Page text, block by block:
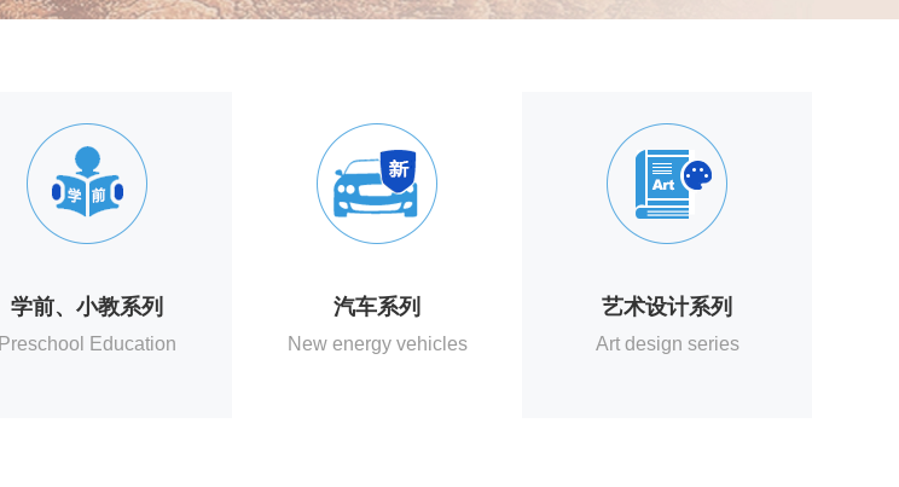
学前、小教系列
Preschool Education
汽车系列
New energy vehicles
艺术设计系列
Art design series